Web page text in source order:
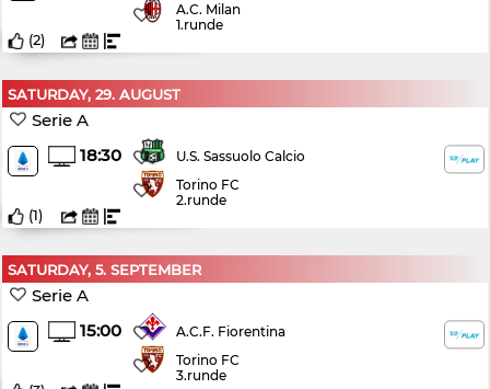
A.C. Milan
1.runde
(2)
SATURDAY, 29. AUGUST
Serie A
18:30
U.S. Sassuolo Calcio
Torino FC
2.runde
(1)
SATURDAY, 5. SEPTEMBER
Serie A
15:00
A.C.F. Fiorentina
Torino FC
3.runde